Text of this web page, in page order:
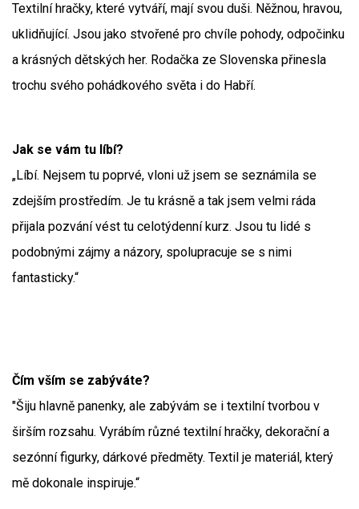
Textilní hračky, které vytváří, mají svou duši. Něžnou, hravou,
uklidňující. Jsou jako stvořené pro chvíle pohody, odpočinku
a krásných dětských her. Rodačka ze Slovenska přinesla
trochu svého pohádkového světa i do Habří.
Jak se vám tu líbí?
„Líbí. Nejsem tu poprvé, vloni už jsem se seznámila se
zdejším prostředím. Je tu krásně a tak jsem velmi ráda
přijala pozvání vést tu celotýdenní kurz. Jsou tu lidé s
podobnými zájmy a názory, spolupracuje se s nimi
fantasticky.“
Čím vším se zabýváte?
"Šiju hlavně panenky, ale zabývám se i textilní tvorbou v
širším rozsahu. Vyrábím různé textilní hračky, dekorační a
sezónní figurky, dárkové předměty. Textil je materiál, který
mě dokonale inspiruje.“